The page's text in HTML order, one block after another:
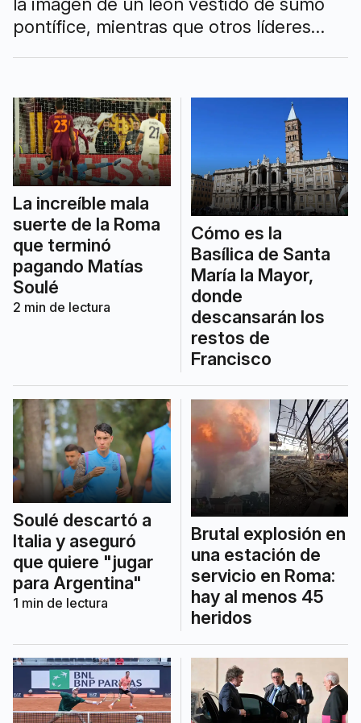
pontífice, mientras que otros líderes
La increíble mala
suerte de la Roma
que terminó
pagando Matías
Soulé
2 min de lectura
Cómo es la
Basílica de Santa
María la Mayor,
donde
descansarán los
restos de
Francisco
Soulé descartó a
Italia y aseguró
que quiere "jugar
para Argentina"
1 min de lectura
Brutal explosión en
una estación de
servicio en Roma:
hay al menos 45
heridos